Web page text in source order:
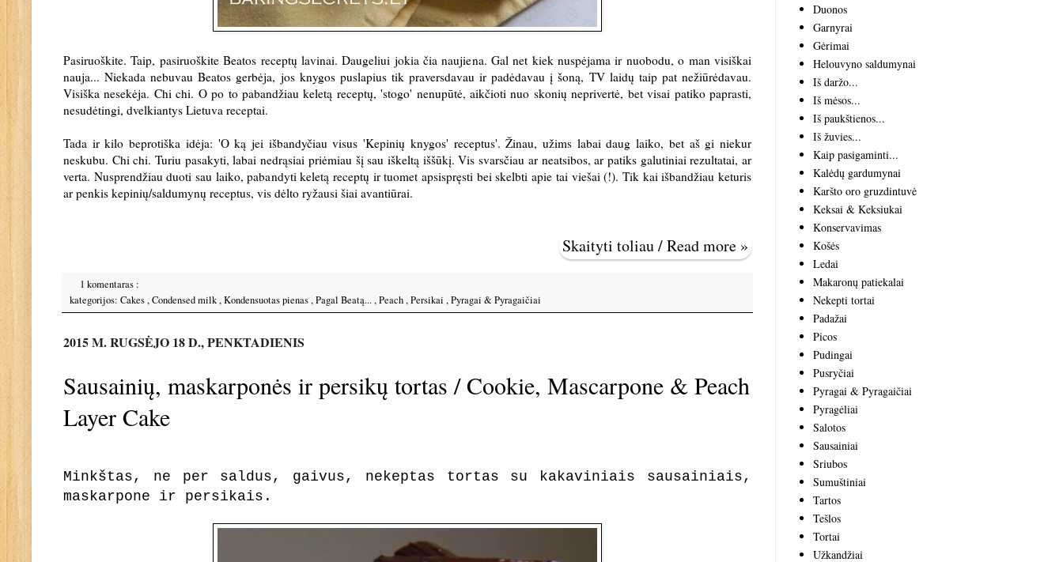
Pasiruoškite. Taip, pasiruoškite Beatos receptų lavinai. Daugeliui jokia čia naujiena. Gal net kiek nuspėjama ir nuobodu, o man visiškai
nauja... Niekada nebuvau Beatos gerbėja, jos knygos puslapius tik praversdavau ir padėdavau į šoną, TV laidų taip pat nežiūrėdavau.
Visiška nesekėja. Chi chi. O po to pabandžiau keletą receptų, 'stogo' nenupūtė, aikčioti nuo skonių neprivertė, bet visai patiko paprasti,
nesudėtingi, dvelkiantys Lietuva receptai.
Tada ir kilo beprotiška idėja: 'O ką jei išbandyčiau visus 'Kepinių knygos' receptus'. Žinau, užims labai daug laiko, bet aš gi niekur
neskubu. Chi chi. Turiu pasakyti, labai nedrąsiai priėmiau šį sau iškeltą iššūkį. Vis svarsčiau ar neatsibos, ar patiks galutiniai rezultatai, ar
verta. Nusprendžiau duoti sau laiko, pabandyti keletą receptų ir tuomet apsispręsti bei skelbti apie tai viešai (!). Tik kai išbandžiau keturis
ar penkis kepinių/saldumynų receptus, vis dėlto ryžausi šiai avantiūrai.
Skaityti toliau / Read more »
1 komentaras :
kategorijos: Cakes,Condensed milk,Kondensuotas pienas,Pagal Beatą...,Peach,Persikai ,Pyragai & Pyragaičiai
2015 M. RUGSĖJO 18 D., PENKTADIENIS
Sausainių, maskarponės ir persikų tortas / Cookie, Mascarpone & Peach
Layer Cake
Minkštas, ne per saldus, gaivus, nekeptas tortas su kakaviniais sausainiais,
maskarpone ir persikais.
Duonos
Garnyrai
Gėrimai
Helouvyno saldumynai
Iš daržo...
Iš mėsos...
Iš paukštienos...
Iš žuvies...
Kaip pasigaminti...
Kalėdų gardumynai
Karšto oro gruzdintuvė
Keksai & Keksiukai
Konservavimas
Košės
Ledai
Makaronų patiekalai
Nekepti tortai
Padažai
Picos
Pudingai
Pusryčiai
Pyragai & Pyragaičiai
Pyragėliai
Salotos
Sausainiai
Sriubos
Sumuštiniai
Tartos
Tešlos
Tortai
Užkandžiai